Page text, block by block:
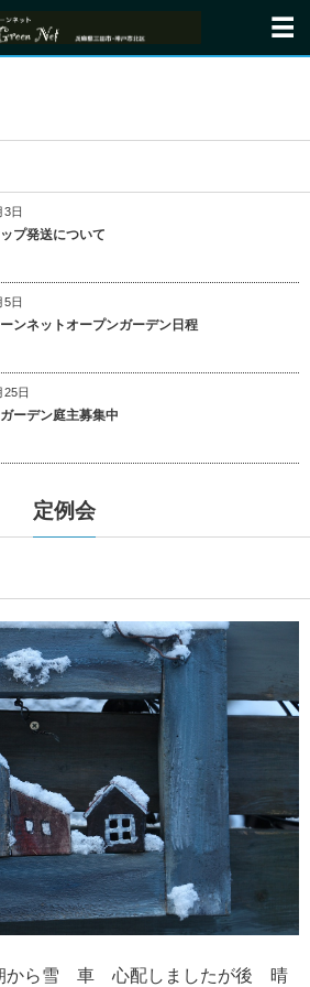
3日
プ発送について
5日
ンネットオープンガーデン日程
25日
ーデン庭主募集中
定例会
から雪 車 心配しましたが後 晴